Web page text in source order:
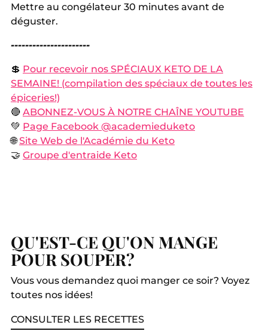
Mettre au congélateur 30 minutes avant de
déguster.
----------------------
💲 Pour recevoir nos SPÉCIAUX KETO DE LA
SEMAINE! (compilation des spéciaux de toutes les
épiceries!)
🔴 ABONNEZ-VOUS À NOTRE CHAÎNE YOUTUBE
💚 Page Facebook @academieduketo
🌐Site Web de l'Académie du Keto
🤝 Groupe d'entraide Keto
QU'EST-CE QU'ON MANGE
POUR SOUPER?
Vous vous demandez quoi manger ce soir? Voyez
toutes nos idées!
CONSULTER LES RECETTES